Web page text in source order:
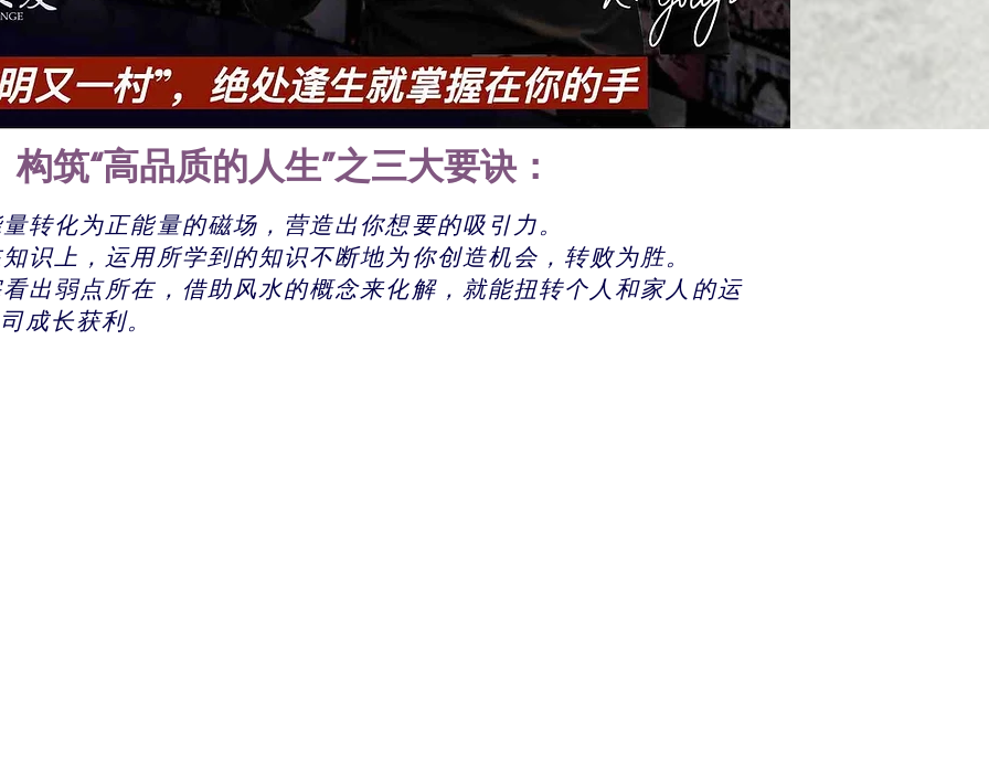
构筑“高品质的人生”之三大要诀：
转化为正能量的磁场，营造出你想要的吸引力。
识上，运用所学到的知识不断地为你创造机会，转败为胜。
出弱点所在，借助风水的概念来化解，就能扭转个人和家人的运
成长获利。